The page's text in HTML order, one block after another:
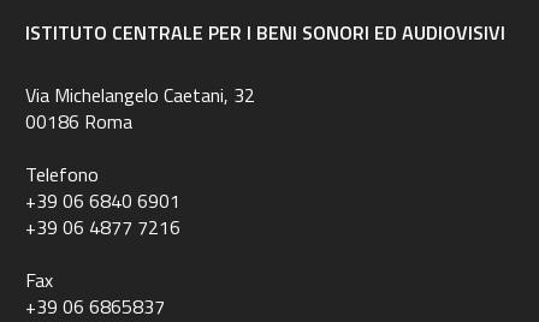
ISTITUTO CENTRALE PER I BENI SONORI ED AUDIOVISIVI
Via Michelangelo Caetani, 32
00186 Roma
Telefono
+39 06 6840 6901
+39 06 4877 7216
Fax
+39 06 6865837